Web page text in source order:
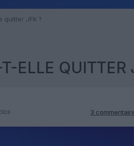
quitter JFK ?
ELLE QUITTER
3